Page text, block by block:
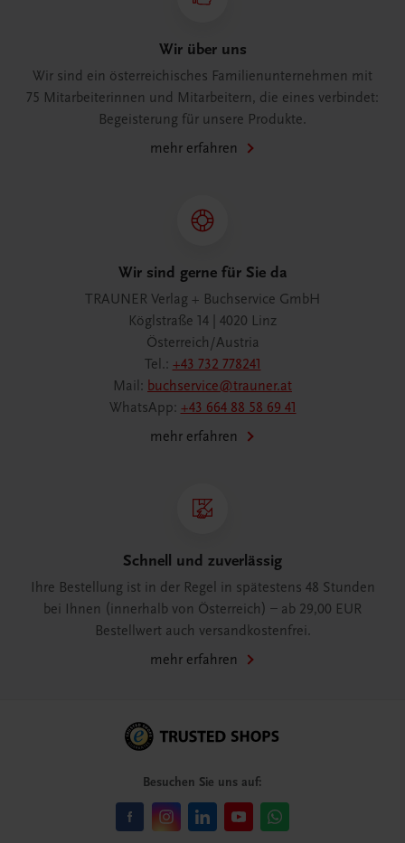
Wir über uns
Wir sind ein österreichisches Familienunternehmen mit
75 Mitarbeiterinnen und Mitarbeitern, die eines verbindet:
Begeisterung für unsere Produkte.
mehr erfahren
Wir sind gerne für Sie da
TRAUNER Verlag + Buchservice GmbH
Köglstraße 14 | 4020 Linz
Österreich/Austria
Tel.: +43 732 778241
Mail: buchservice@trauner.at
WhatsApp: +43 664 88 58 69 41
mehr erfahren
Schnell und zuverlässig
Ihre Bestellung ist in der Regel in spätestens 48 Stunden
bei Ihnen (innerhalb von Österreich) – ab 29,00 EUR
Bestellwert auch versandkostenfrei.
mehr erfahren
Besuchen Sie uns auf: